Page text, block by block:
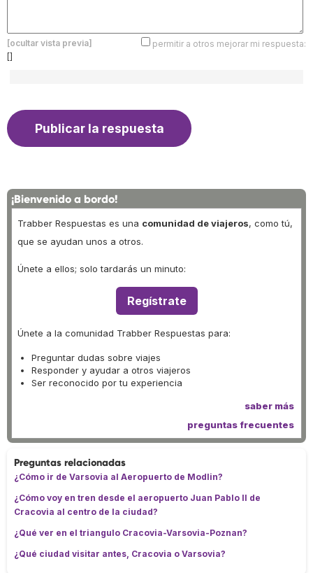
[ocultar vista previa]
permitir a otros mejorar mi respuesta:
[]
¡Bienvenido a bordo!
Trabber Respuestas es una comunidad de viajeros, como tú,
que se ayudan unos a otros.
Únete a ellos; solo tardarás un minuto:
Regístrate
Únete a la comunidad Trabber Respuestas para:
Preguntar dudas sobre viajes
Responder y ayudar a otros viajeros
Ser reconocido por tu experiencia
saber más
preguntas frecuentes
Preguntas relacionadas
¿Cómo ir de Varsovia al Aeropuerto de Modlin?
¿Cómo voy en tren desde el aeropuerto Juan Pablo II de
Cracovia al centro de la ciudad?
¿Qué ver en el triangulo Cracovia-Varsovia-Poznan?
¿Qué ciudad visitar antes, Cracovia o Varsovia?